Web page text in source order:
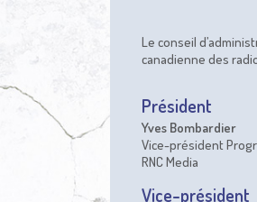
Le conseil
canadienne des
Président
Yves Bombardier
Vice-président
RNC Media
Vice-président